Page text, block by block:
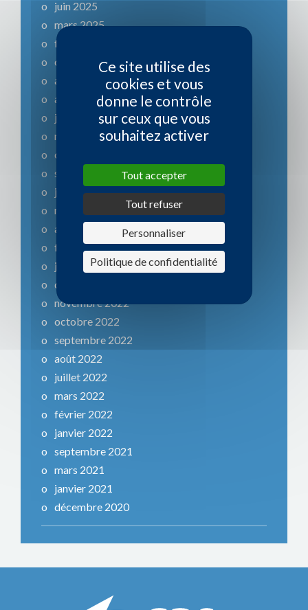
juin 2025
mars 2025
février 2025
octobre 2024
août 2024
avril 2024
janvier 2024
novembre 2023
octobre 2023
septembre 2023
juillet 2023
mai 2023
avril 2023
février 2023
janvier 2023
décembre 2022
novembre 2022
octobre 2022
septembre 2022
août 2022
juillet 2022
mars 2022
février 2022
janvier 2022
septembre 2021
mars 2021
janvier 2021
décembre 2020
Ce site utilise des
cookies et vous
donne le contrôle
sur ceux que vous
souhaitez activer
Tout accepter
Tout refuser
Personnaliser
Politique de confidentialité